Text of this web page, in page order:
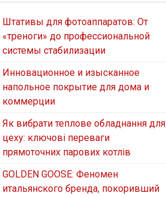
Штативы для фотоаппаратов: От
«треноги» до профессиональной
системы стабилизации
Инновационное и изысканное
напольное покрытие для дома и
коммерции
Як вибрати теплове обладнання для
цеху: ключові переваги
прямоточних парових котлів
GOLDEN GOOSE: Феномен
итальянского бренда, покоривший